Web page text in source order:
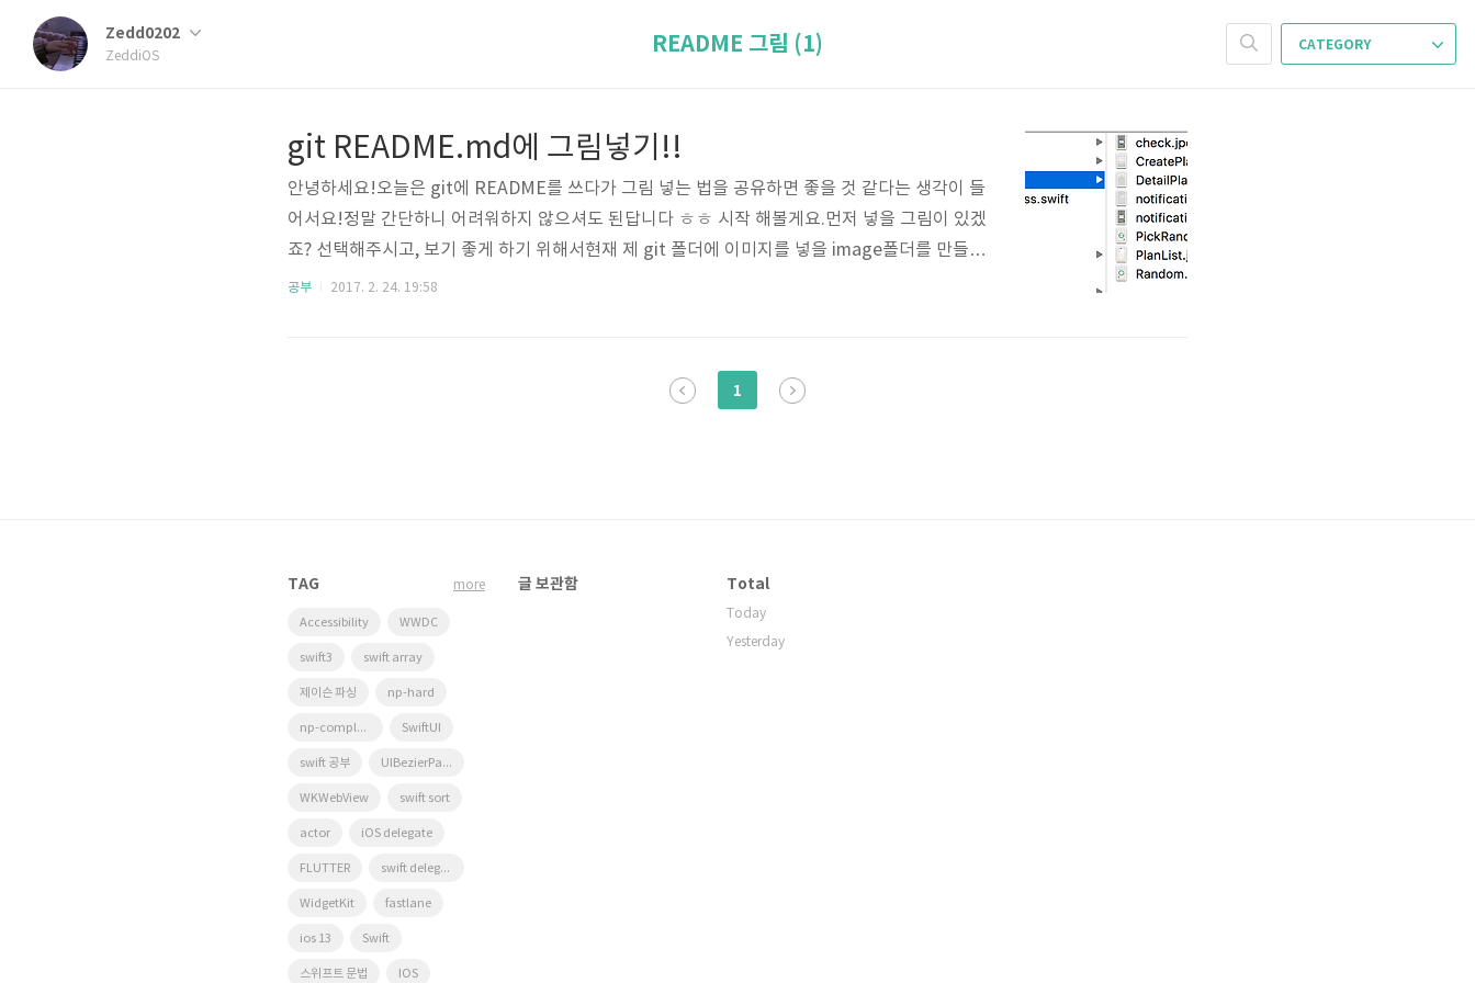
Zedd0202
ZeddiOS
CATEGORY
README 그림 (1)
git README.md에 그림넣기!!
안녕하세요!오늘은 git에 README를 쓰다가 그림 넣는 법을 공유하면 좋을 것 같다는 생각이 들
어서요!정말 간단하니 어려워하지 않으셔도 된답니다 ㅎㅎ 시작 해볼게요.먼저 넣을 그림이 있겠
죠? 선택해주시고, 보기 좋게 하기 위해서현재 제 git 폴더에 이미지를 넣을 image폴더를 만들어
주세요! 그리고 만든 이미지 폴더 안에 내가 README에 넣고싶은 이미지들을 다~ 넣어주세요 :)
크다운 편집기에서 써주시고, 저장하고, push하게 되면!! 제 README.md에는 이렇게 그림이 들
공부 2017. 2. 24. 19:58
1
TAG
Accessibility WWDC
swift3 swift array
제이슨 파싱 np-hard
np-complete SwiftUI
swift 공부 UIBezierPath
WKWebView swift sort
actor iOS delegate
FLUTTER swift delegate
WidgetKit fastlane
ios 13 Swift
스위프트 문법 IOS
more 글 보관함 Total
Today
Yesterday